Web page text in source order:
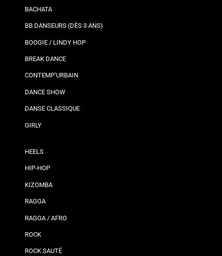
BACHATA
BB DANSEURS (DÈS 3 ANS)
BOOGIE / LINDY HOP
BREAK DANCE
CONTEMP’URBAIN
DANCE SHOW
DANSE CLASSIQUE
GIRLY
HEELS
HIP-HOP
KIZOMBA
RAGGA
RAGGA / AFRO
ROCK
ROCK SAUTÉ